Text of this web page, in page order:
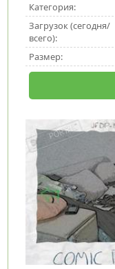
Категория:
Загрузок (сегодня/
всего):
Размер: